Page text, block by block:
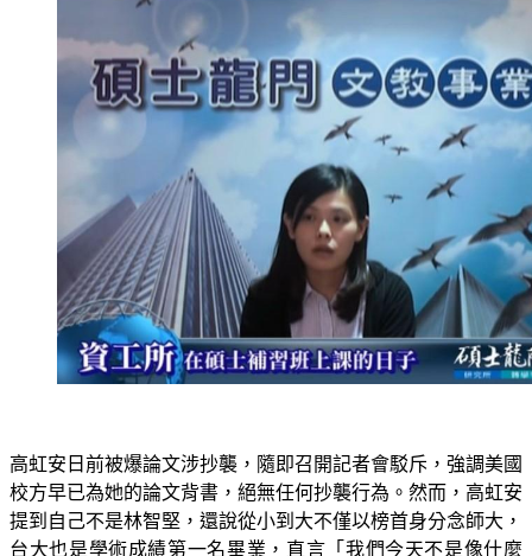
高虹安日前被爆論文涉抄襲，隨即召開記者會駁斥，強調美國
校方早已為她的論文背書，絕無任何抄襲行為。然而，高虹安
提到自己不是林智堅，還說從小到大不僅以榜首身分念師大，
台大也是學術成績第一名畢業，直言「我們今天不是像什麼